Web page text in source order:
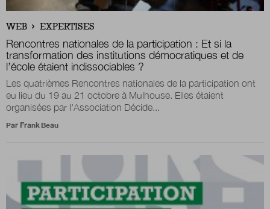
Boutique
Qui sommes-nous ?
Nous contacter
Renseignez votre email afin de suivre l'actualité
de la transformation publique.
WEB EXPERTISES
Rencontres nationales de la participation : Et si la
transformation des institutions démocratiques et de
l’école étaient indissociables ?
Les quatrièmes Rencontres nationales de la participation ont
eu lieu du 19 au 21 octobre à Mulhouse. Elles étaient
organisées par l'Association Décide...
Par Frank Beau